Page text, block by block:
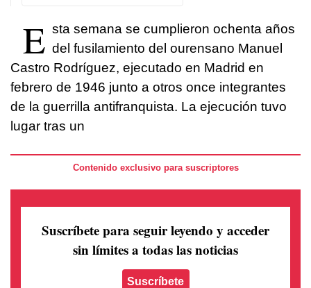
E sta semana se cumplieron ochenta años
del fusilamiento del ourensano Manuel
Castro Rodríguez, ejecutado en Madrid en
febrero de 1946 junto a otros once integrantes
de la guerrilla antifranquista. La ejecución tuvo
lugar tras un
Contenido exclusivo para suscriptores
Suscríbete para seguir leyendo y acceder
sin límites a todas las noticias
Suscríbete